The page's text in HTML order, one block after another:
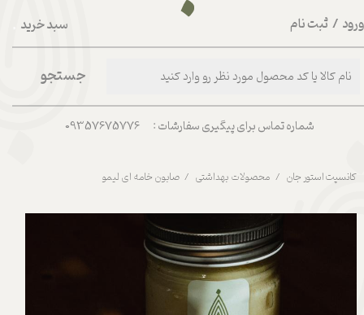
سبد خرید / ثبت نام
شماره تماس برای پیگیری سفارشات : 09357675776
جستجو
کانسپت استور جان محصولات بهداشتی صابون خامه ای لیمو